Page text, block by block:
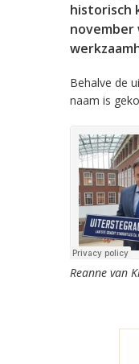
historisch
Behalve de
naam is
Reanne van